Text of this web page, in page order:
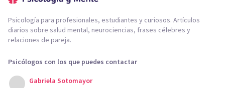
Psicología para profesionales, estudiantes y curiosos. Artículos
diarios sobre salud mental, neurociencias, frases célebres y
relaciones de pareja.
Psicólogos con los que puedes contactar
Gabriela Sotomayor